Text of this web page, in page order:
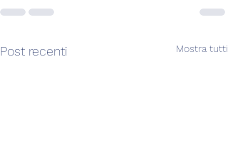
Post recenti Mostra tutti